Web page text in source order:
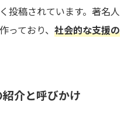
投稿されています。著名人
っており、 社会的な支援の
介と呼びかけ